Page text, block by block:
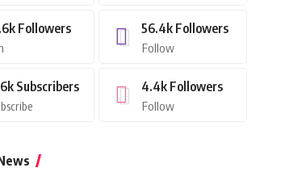
Followers 56.4k Followers
Follow
Subscribers 4.4k Followers
Follow